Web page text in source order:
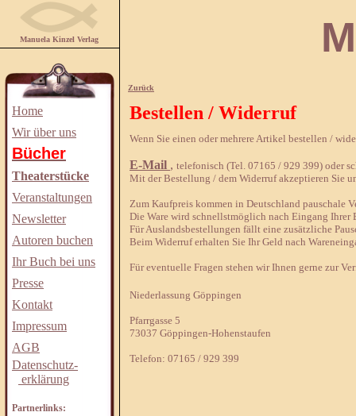
Manuela Kinzel Verlag
Home
Wir über uns
Bücher
Theaterstücke
Veranstaltungen
Newsletter
Autoren buchen
Ihr Buch bei uns
Presse
Kontakt
Impressum
AGB
Datenschutz-
erklärung
Partnerlinks:
Zurück
Bestellen / Widerruf
Wenn Sie einen oder mehrere Artikel bestellen /
E-Mail , telefonisch (Tel. 07165 / 929 399) oder
Mit der Bestellung / dem Widerruf akzeptieren Sie
Zum Kaufpreis kommen in Deutschland pauschale
Die Ware wird schnellstmöglich nach Eingang Ihrer
Für Auslandsbestellungen fällt eine zusätzliche
Beim Widerruf erhalten Sie Ihr Geld nach
Für eventuelle Fragen stehen wir Ihnen gerne zur
Niederlassung Göppingen
Pfarrgasse 5
73037 Göppingen-Hohenstaufen
Telefon: 07165 / 929 399